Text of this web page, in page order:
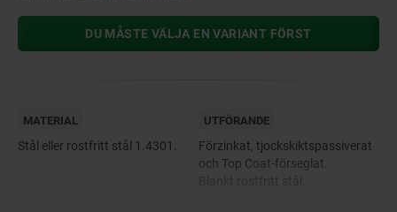
DU MÅSTE VÄLJA EN VARIANT FÖRST
MATERIAL
Stål eller rostfritt stål 1.4301.
UTFÖRANDE
Förzinkat, tjockskiktspassiverat
och Top Coat-förseglat.